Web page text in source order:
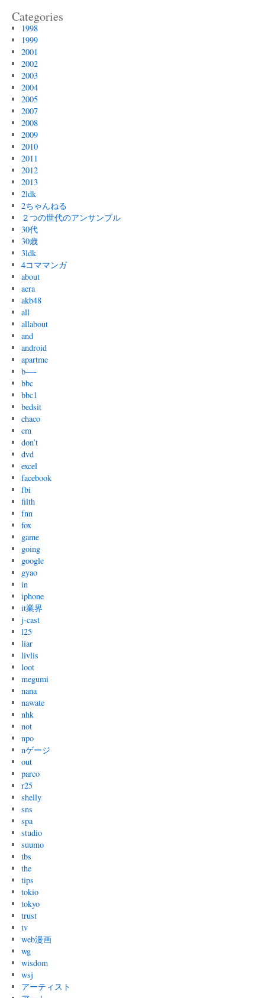
Categories
1998
1999
2001
2002
2003
2004
2005
2007
2008
2009
2010
2011
2012
2013
2ldk
2ちゃんねる
２つの世代のアンサンブル
30代
30歳
3ldk
4コママンガ
about
aera
akb48
all
allabout
and
android
apartme
b—-
bbc
bbc1
bedsit
chaco
cm
don’t
dvd
excel
facebook
fbi
filth
fnn
fox
game
going
google
gyao
in
iphone
it業界
j-cast
l25
liar
livlis
loot
megumi
nana
nawate
nhk
not
npo
nゲージ
out
parco
r25
shelly
sns
spa
studio
suumo
tbs
the
tips
tokio
tokyo
trust
tv
web漫画
wg
wisdom
wsj
アーティスト